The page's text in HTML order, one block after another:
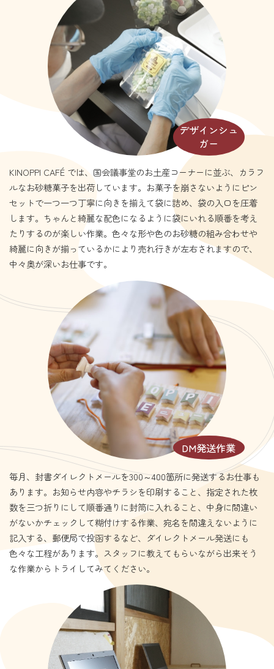
デザインシュ
ガー
KINOPPI CAFÉ では、国会議事堂のお土産コーナーに並ぶ、カラフ
ルなお砂糖菓子を出荷しています。お菓子を崩さないようにピン
セットで一つ一つ丁寧に向きを揃えて袋に詰め、袋の入口を圧着
します。ちゃんと綺麗な配色になるように袋にいれる順番を考え
たりするのが楽しい作業。色々な形や色のお砂糖の組み合わせや
綺麗に向きが揃っているかにより売れ行きが左右されますので、
中々奥が深いお仕事です。
DM発送作業
毎月、封書ダイレクトメールを300～400箇所に発送するお仕事も
あります。お知らせ内容やチラシを印刷すること、指定された枚
数を三つ折りにして順番通りに封筒に入れること、中身に間違い
がないかチェックして糊付けする作業、宛名を間違えないように
記入する、郵便局で投函するなど、ダイレクトメール発送にも
色々な工程があります。スタッフに教えてもらいながら出来そう
な作業からトライしてみてください。